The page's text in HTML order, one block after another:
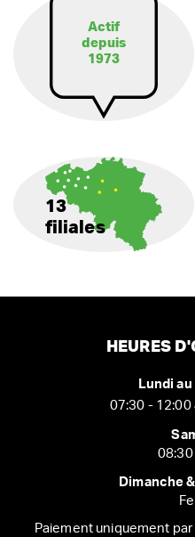
Actif
depuis
1973
13
filiales
HEURES
Lundi
07:30 - 12:00
Dimanche
Paiement uniquement